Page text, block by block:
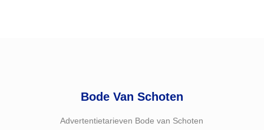
Bode Van Schoten
Advertentietarieven Bode van Schoten